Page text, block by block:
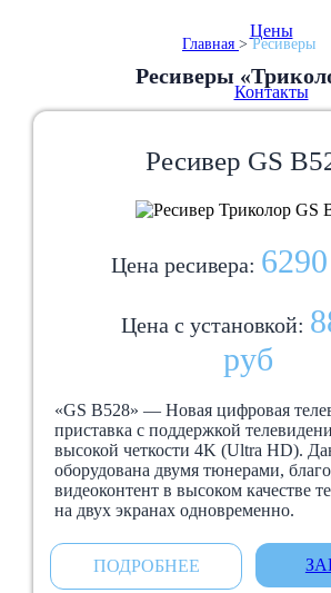
Цены
Контакты
Главная >Ресиверы
Ресиверы
Ресивер GS
Цена ресивера:
Цена с установкой:
руб
«GS B528» — Новая цифровая
приставка с поддержкой
высокой четкости 4K (Ultra HD).
оборудована двумя тюнерами,
видеоконтент в высоком качестве
на двух экранах одновременно.
ПОДРОБНЕЕ